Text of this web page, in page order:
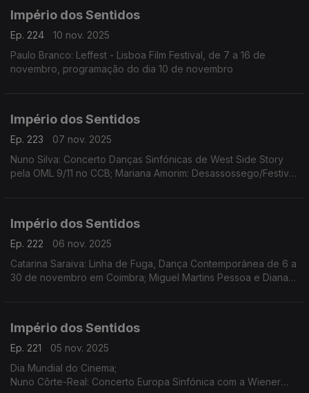
Império dos Sentidos
Ep. 224
10 nov. 2025
Paulo Branco: Leffest - Lisboa Film Festival, de 7 a 16 de
novembro, programação do dia 10 de novembro
Império dos Sentidos
Ep. 223
07 nov. 2025
Nuno Silva: Concerto Danças Sinfónicas de West Side Story
pela OML 9/11 no CCB; Mariana Amorim: Desassossego/Festival
Império dos Sentidos
Ep. 222
06 nov. 2025
Catarina Saraiva: Linha de Fuga, Dança Contemporânea de 6 a
30 de novembro em Coimbra; Miguel Martins Pessoa e Diana
Império dos Sentidos
Ep. 221
05 nov. 2025
Dia Mundial do Cinema;
Nuno Côrte-Real: Concerto Europa Sinfónica com a Wiener